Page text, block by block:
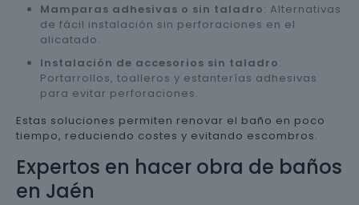
Mamparas adhesivas o sin taladro: Alternativas
de fácil instalación sin perforaciones en el
alicatado.
Instalación de accesorios sin taladro:
Portarrollos, toalleros y estanterías adhesivas
para evitar perforaciones.
Estas soluciones permiten renovar el baño en poco
tiempo, reduciendo costes y evitando escombros.
Expertos en hacer obra de baños
en Jaén